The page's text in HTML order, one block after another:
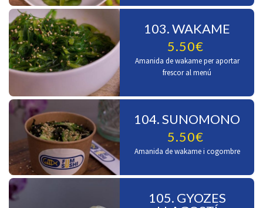
103. WAKAME
5.50€
Amanida de wakame per aportar
frescor al menú
104. SUNOMONO
5.50€
Amanida de wakame i cogombre
105. GYOZES